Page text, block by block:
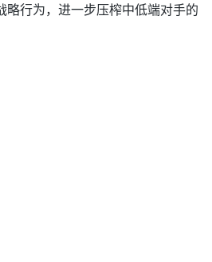
略行为，进一步压榨中低端对手的